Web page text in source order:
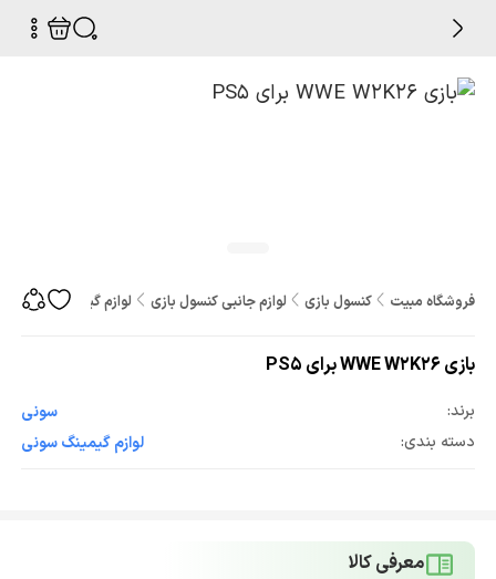
فروشگاه مبیت کنسول بازی لوازم جانبی کنسول بازی لوازم گیمینگ بازی WWE W2K26 برای PS5
بازی WWE W2K26 برای PS5
برند:
سونی
دسته بندی:
لوازم گیمینگ سونی
معرفی کالا